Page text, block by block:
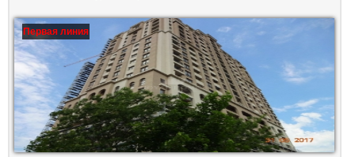
Первая линия